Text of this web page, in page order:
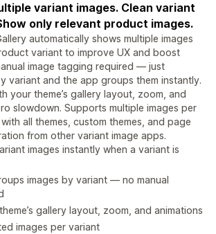
variant images. Clean variant
only relevant product images.
automatically shows multiple images
variant to improve UX and boost
image tagging required — just
variant and the app groups them instantly.
your theme’s gallery layout, zoom, and
slowdown. Supports multiple images per
all themes, custom themes, and page
from other variant image apps.
images instantly when a variant is
images by variant — no manual
gallery layout, zoom, and animations
images per variant